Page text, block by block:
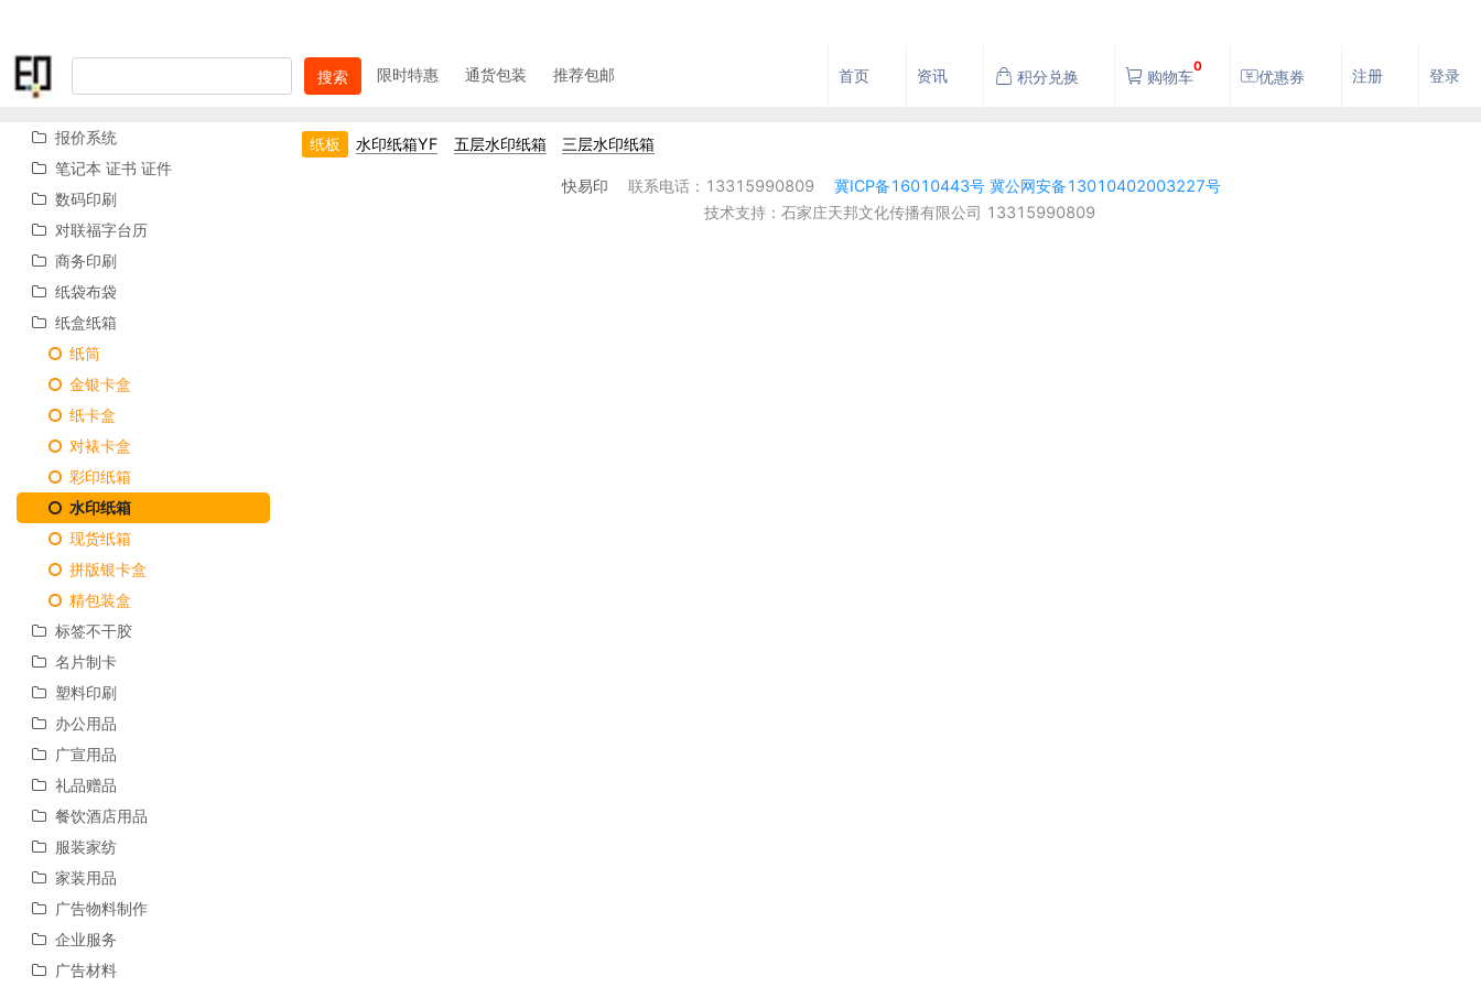
搜索 限时特惠 通货包装 推荐包邮 首页 资讯 积分兑换 购物车
0
优惠券 注册 登录
报价系统
笔记本 证书 证件
数码印刷
对联福字台历
商务印刷
纸袋布袋
纸盒纸箱
纸筒
金银卡盒
纸卡盒
对裱卡盒
彩印纸箱
水印纸箱
现货纸箱
拼版银卡盒
精包装盒
标签不干胶
名片制卡
塑料印刷
办公用品
广宣用品
礼品赠品
餐饮酒店用品
服装家纺
家装用品
广告物料制作
企业服务
广告材料
纸板 水印纸箱YF 五层水印纸箱 三层水印纸箱
快易印 联系电话：13315990809
冀ICP备16010443号 冀公网安备13010402003227号
技术支持：石家庄天邦文化传播有限公司 13315990809